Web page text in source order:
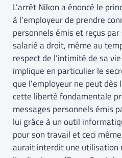
L’arrêt Nikon a énoncé le
à l’employeur de prendre
personnels émis et reçus
salarié a droit, même au
respect de l’intimité de sa
implique en particulier le
que l’employeur ne peut
cette liberté fondamentale
messages personnels émis
lui grâce à un outil
pour son travail et ceci
aurait interdit une utilisation